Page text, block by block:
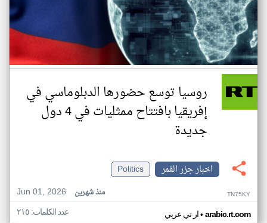
روسيا توسع حضورها الدبلوماسي في
إفريقيا بافتتاح ممثليات في 4 دول
جديدة
اخبار جزر القمر
Politics
Jun 01, 2026
منذ شهرين TN75KY
ار تي عربي• arabic.rt.com عدد الكلمات: ٢١٥